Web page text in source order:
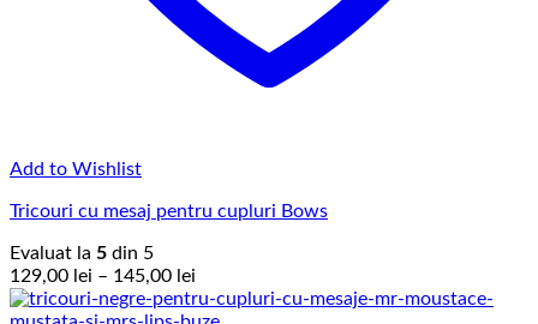
Add to Wishlist
Tricouri cu mesaj pentru cupluri Bows
Evaluat la 5 din 5
129,00 lei – 145,00 lei
de
prețuri: